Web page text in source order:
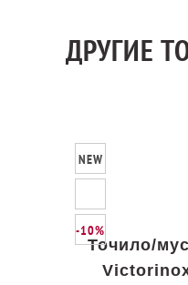
ДРУГИЕ
NEW
-10%
Точило/